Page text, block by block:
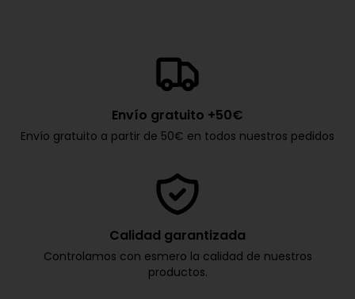
Envío gratuito +50€
Envío gratuito a partir de 50€ en todos nuestros pedidos
Calidad garantizada
Controlamos con esmero la calidad de nuestros
productos.